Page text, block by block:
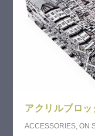
アクリルブロッ
ACCESSORIES,ON